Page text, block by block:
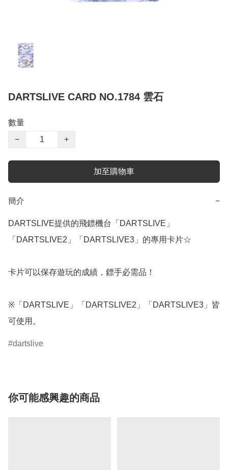
DARTSLIVE CARD NO.1784 雲石
數量
−
+
加至購物車
簡介 −
DARTSLIVE提供的飛鏢機台「DARTSLIVE」
「DARTSLIVE2」「DARTSLIVE3」的專用卡片☆
卡片可以保存遊玩的成績，鏢手必需品！
※「DARTSLIVE」「DARTSLIVE2」「DARTSLIVE3」皆
可使用。
dartslive
你可能感興趣的商品